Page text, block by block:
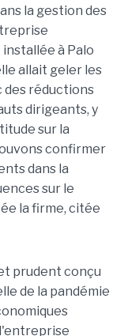
la gestion des
à Palo
allait geler les
des réductions
dirigeants, y
sur la
confirmer
dans la
sur le
la firme, citée
prudent conçu
de la pandémie